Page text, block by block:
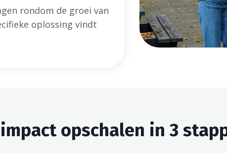
rondom de groei van
oplossing vindt
opschalen in 3